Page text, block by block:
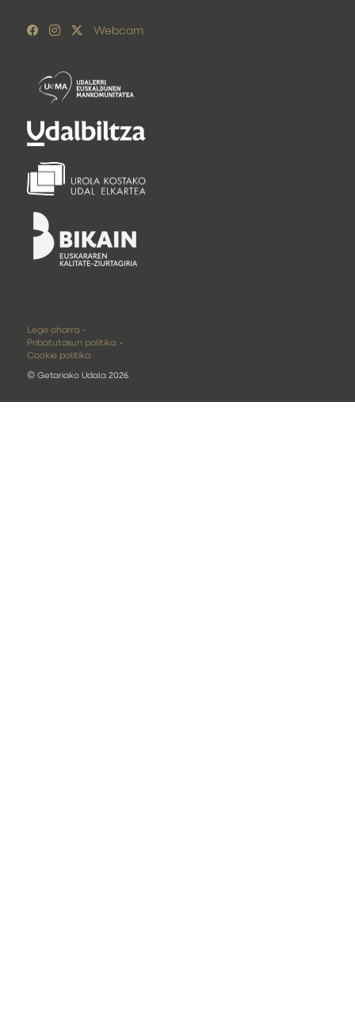
Webcam
Lege oharra
Pribatutasun politika
Cookie politika
©Getariako Udala 2026